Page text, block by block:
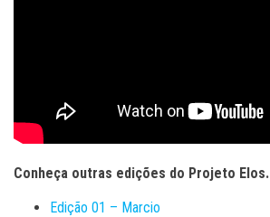
Conheça outras edições do Projeto Elos.
Edição 01 – Marcio